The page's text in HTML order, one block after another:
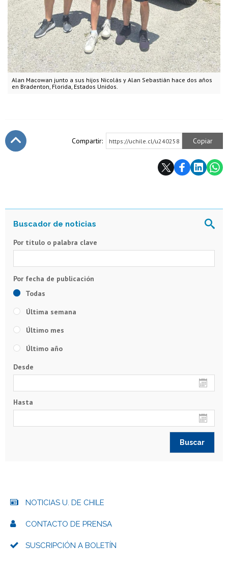
Alan Macowan junto a sus hijos Nicolás y Alan Sebastián hace dos años
en Bradenton, Florida, Estados Unidos.
Compartir: https://uchile.cl/u240258 Copiar
Por título o palabra clave
Todas
Última semana
Último mes
Último año
Desde
Hasta
NOTICIAS U. DE CHILE
CONTACTO DE PRENSA
SUSCRIPCIÓN A BOLETÍN